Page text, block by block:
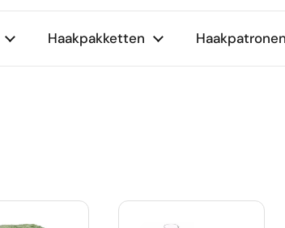
Haakpakketten Haakpatronen